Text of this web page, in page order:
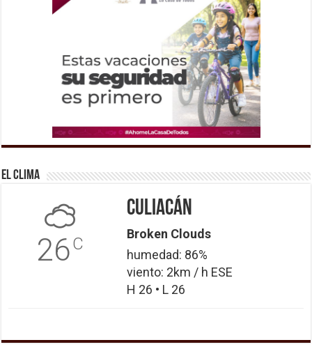
El Clima
26C
Culiacán
Broken Clouds
humedad: 86%
viento: 2km / h ESE
H 26 • L 26